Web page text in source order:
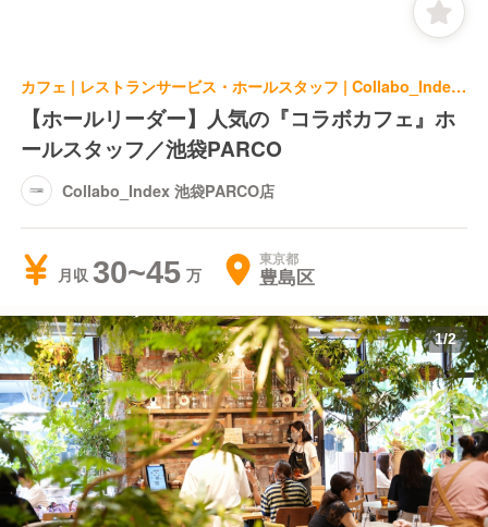
カフェ | レストランサービス・ホールスタッフ | Collabo_Index 池袋PARCO店
【ホールリーダー】人気の『コラボカフェ』ホ
ールスタッフ／池袋PARCO
Collabo_Index 池袋PARCO店
月収 30~45 東京都
豊島区
1/2